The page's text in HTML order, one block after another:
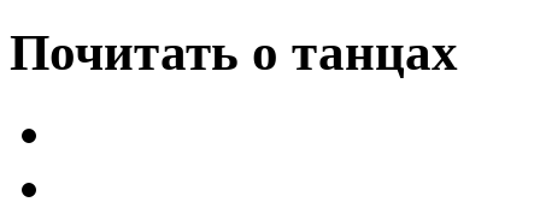
Почитать о танцах